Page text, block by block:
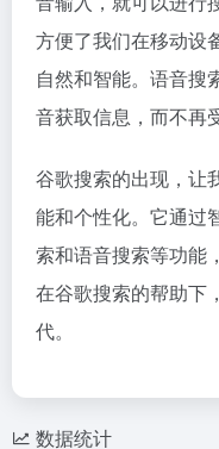
方便了我们在移动设
自然和智能。语音搜
音获取信息，而不再
谷歌搜索的出现，让
能和个性化。它通过
索和语音搜索等功能
在谷歌搜索的帮助下
代。
数据统计